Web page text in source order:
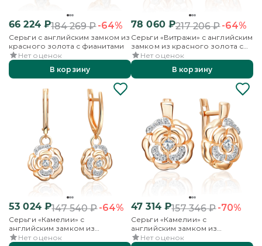
66 224₽184 269₽-64%
Серьги с английским замком из
красного золота с фианитами
Нет оценок
В корзину
78 060₽217 206₽-64%
Серьги «Витражи» с английским
замком из красного золота с
фианитами
Нет оценок
В корзину
53 024₽147 540₽-64%
Серьги «Камелии» с
английским замком из
красного золота с фианитами
Нет оценок
47 314₽157 346₽-70%
Серьги «Камелии» с
английским замком из
красного золота с фианитами
Нет оценок